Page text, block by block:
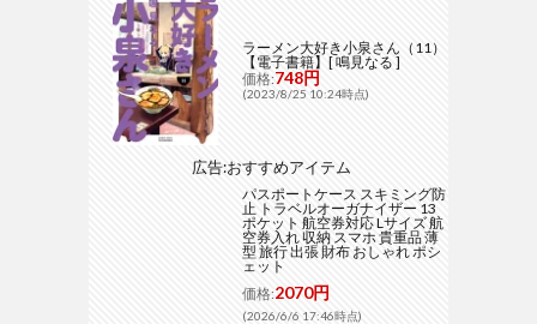
ラーメン大好き小泉さん（11）
【電子書籍】[ 鳴見なる ]
価格:748円
(2023/8/25 10:24時点)
広告:おすすめアイテム
パスポートケース スキミング防
止 トラベルオーガナイザー 13
ポケット 航空券対応 Lサイズ 航
空券入れ 収納 スマホ 貴重品 薄
型 旅行 出張 財布 おしゃれ ポシ
ェット
価格:2070円
(2026/6/6 17:46時点)